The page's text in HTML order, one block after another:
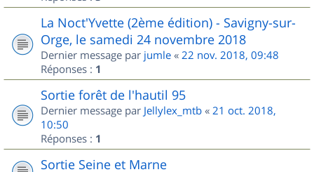
La Noct'Yvette (2ème édition) - Savigny-sur-
Orge, le samedi 24 novembre 2018
Dernier message par jumle « 22 nov. 2018, 09:48
Réponses : 1
Sortie forêt de l'hautil 95
Dernier message par Jellylex_mtb « 21 oct. 2018,
10:50
Réponses : 1
Sortie Seine et Marne